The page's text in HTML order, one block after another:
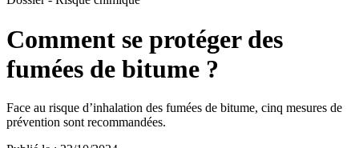
Comment se protéger des
fumées de bitume ?
Face au risque d’inhalation des fumées de bitume, cinq mesures de
prévention sont recommandées.